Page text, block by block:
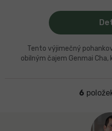
Tento výjimečný
obilným čajem Genmai Cha,
l
6